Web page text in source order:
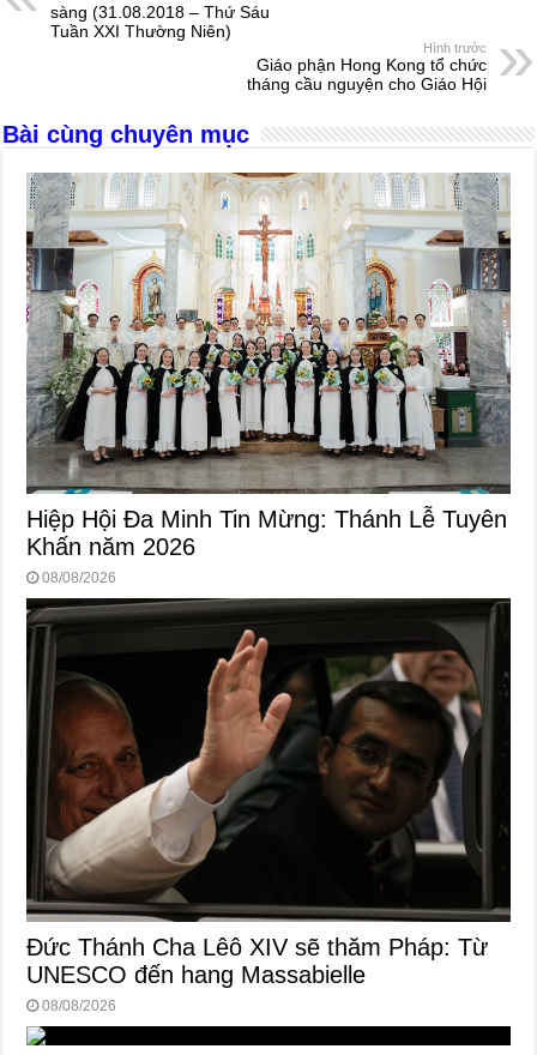
b
o
k
n
g
A
p
d
s
sàng (31.08.2018 – Thứ Sáu
Tuần XXI Thường Niên)
Hình trước
Giáo phận Hong Kong tổ chức
tháng cầu nguyện cho Giáo Hội
Bài cùng chuyên mục
Hiệp Hội Đa Minh Tin Mừng: Thánh Lễ Tuyên
Khấn năm 2026
08/08/2026
Đức Thánh Cha Lêô XIV sẽ thăm Pháp: Từ
UNESCO đến hang Massabielle
08/08/2026